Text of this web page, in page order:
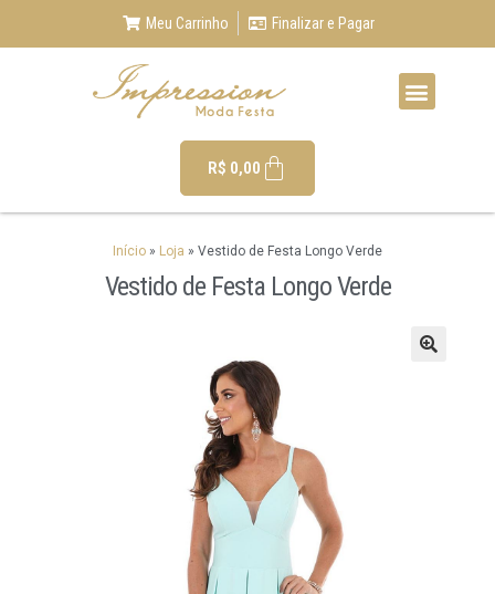
Meu Carrinho Finalizar e Pagar
R$ 0,00
Início » Loja » Vestido de Festa Longo Verde
Vestido de Festa Longo Verde